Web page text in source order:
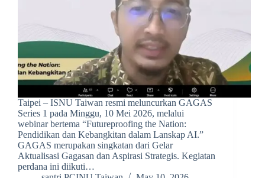
Taipei – ISNU Taiwan resmi meluncurkan GAGAS
Series 1 pada Minggu, 10 Mei 2026, melalui
webinar bertema “Futureproofing the Nation:
Pendidikan dan Kebangkitan dalam Lanskap AI.”
GAGAS merupakan singkatan dari Gelar
Aktualisasi Gagasan dan Aspirasi Strategis. Kegiatan
perdana ini diikuti…